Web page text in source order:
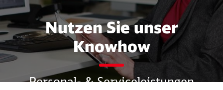
Nutzen Sie unser
Knowhow
Personal- & Serviceleistungen